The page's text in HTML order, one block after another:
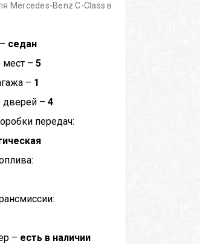
Mercedes-Benz C-Class в
седан
мест –5
– 1
дверей –4
передач:
– есть в наличии